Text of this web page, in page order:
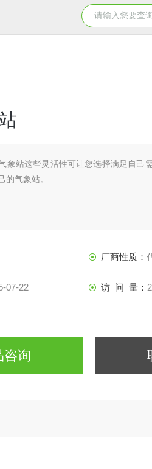
HygroVUE10数
象站这些灵活性可让您选择满足自己
的气象站。
厂商性质：
07-22 访 问 量：
咨询